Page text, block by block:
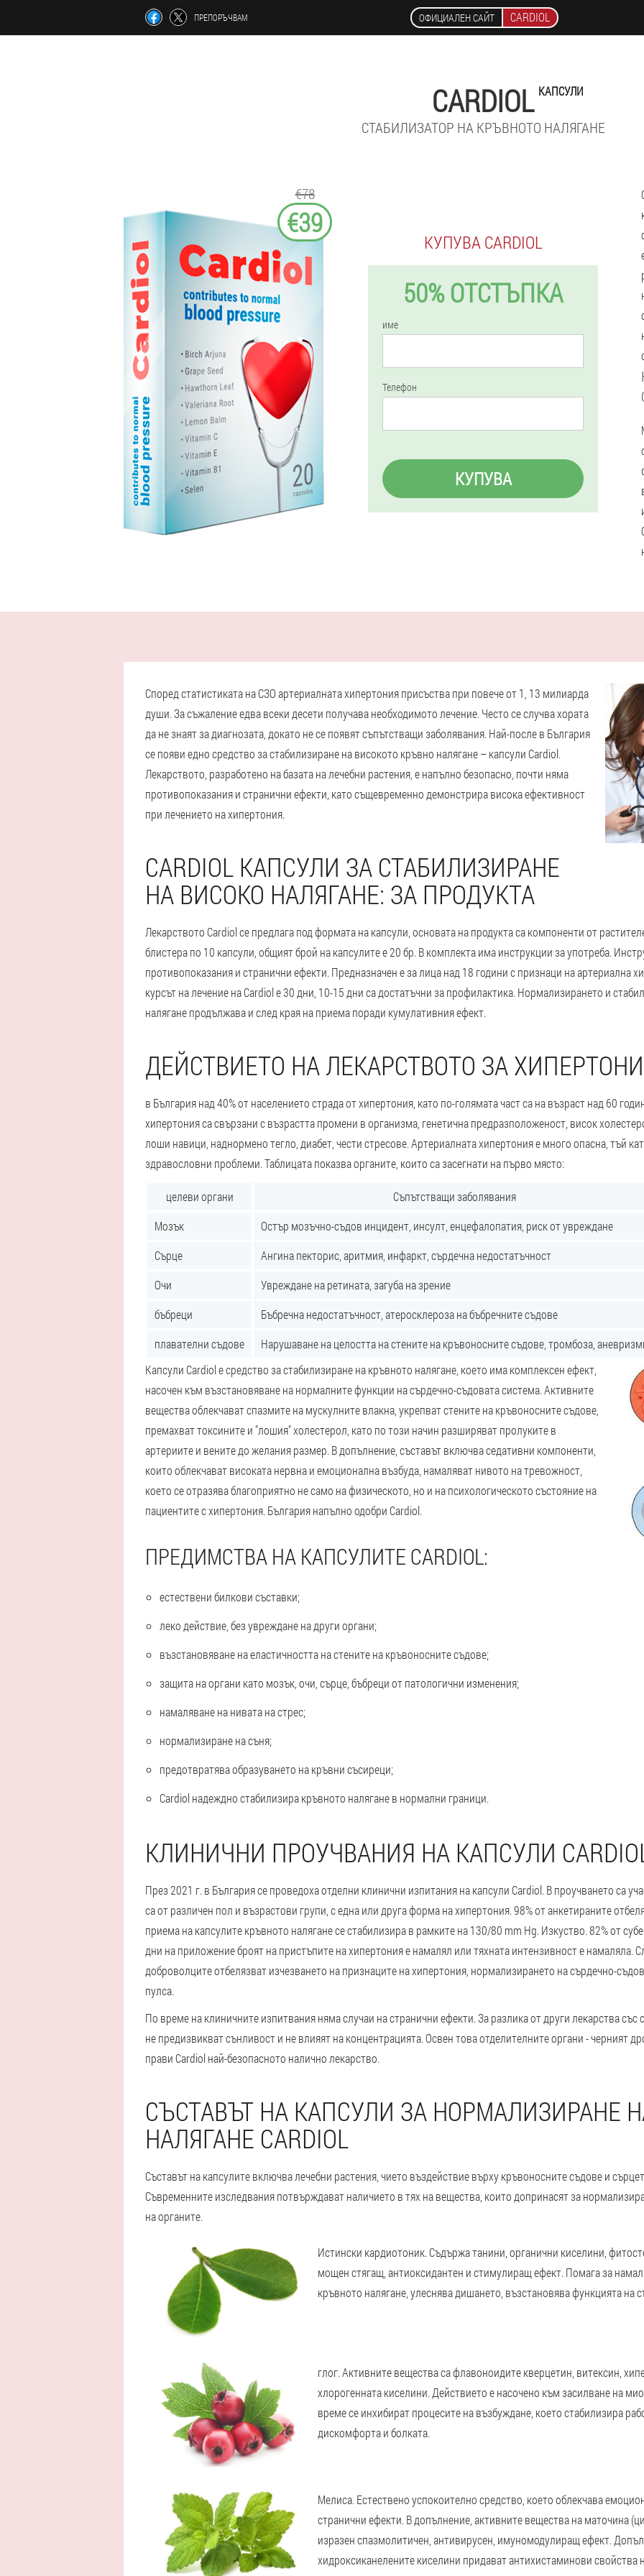
ПРЕПОРЪЧВАМ ОФИЦИАЛЕН САЙТ CARDIOL
CARDIOL КАПСУЛИ
СТАБИЛИЗАТОР НА КРЪВНОТО НАЛЯГАНЕ
€78
€39
КУПУВА CARDIOL
50% ОТСТЪПКА
име
Телефон
КУПУВА
Според статистиката на СЗО артериалната хипертония присъства при повече от 1, 13 милиарда
души. За съжаление едва всеки десети получава необходимото лечение. Често се случва хората
да не знаят за диагнозата, докато не се появят съпътстващи заболявания. Най-после в България
се появи едно средство за стабилизиране на високото кръвно налягане – капсули Cardiol.
Лекарството, разработено на базата на лечебни растения, е напълно безопасно, почти няма
противопоказания и странични ефекти, като същевременно демонстрира висока ефективност
при лечението на хипертония.
CARDIOL КАПСУЛИ ЗА СТАБИЛИЗИРАНЕ
НА ВИСОКО НАЛЯГАНЕ: ЗА ПРОДУКТА
Лекарството Cardiol се предлага под формата на капсули, основата на продукта са компоненти от
блистера по 10 капсули, общият брой на капсулите е 20 бр. В комплекта има инструкции за употреба.
противопоказания и странични ефекти. Предназначен е за лица над 18 години с признаци на артериална
курсът на лечение на Cardiol е 30 дни, 10-15 дни са достатъчни за профилактика. Нормализирането и
налягане продължава и след края на приема поради кумулативния ефект.
ДЕЙСТВИЕТО НА ЛЕКАРСТВОТО ЗА
в България над 40% от населението страда от хипертония, като по-голямата част са на възраст над 60
хипертония са свързани с възрастта промени в организма, генетична предразположеност, висок
лоши навици, наднормено тегло, диабет, чести стресове. Артериалната хипертония е много опасна, тъй
здравословни проблеми. Таблицата показва органите, които са засегнати на първо място:
целеви органи
Съпътстващи заболявания
Мозък
Остър мозъчно-съдов инцидент, инсулт, енцефалопатия, риск от увреждане
Сърце
Ангина пекторис, аритмия, инфаркт, сърдечна недостатъчност
Очи
Увреждане на ретината, загуба на зрение
бъбреци
Бъбречна недостатъчност, атеросклероза на бъбречните съдове
плавателни съдове
Нарушаване на целостта на стените на кръвоносните съдове, тромбоза,
Капсули Cardiol е средство за стабилизиране на кръвното налягане, което има комплексен ефект,
насочен към възстановяване на нормалните функции на сърдечно-съдовата система. Активните
вещества облекчават спазмите на мускулните влакна, укрепват стените на кръвоносните съдове,
премахват токсините и "лошия" холестерол, като по този начин разширяват пролуките в
артериите и вените до желания размер. В допълнение, съставът включва седативни компоненти,
които облекчават високата нервна и емоционална възбуда, намаляват нивото на тревожност,
което се отразява благоприятно не само на физическото, но и на психологическото състояние на
пациентите с хипертония. България напълно одобри Cardiol.
ПРЕДИМСТВА НА КАПСУЛИТЕ CARDIOL:
естествени билкови съставки;
леко действие, без увреждане на други органи;
възстановяване на еластичността на стените на кръвоносните съдове;
защита на органи като мозък, очи, сърце, бъбреци от патологични изменения;
намаляване на нивата на стрес;
нормализиране на съня;
предотвратява образуването на кръвни съсиреци;
Cardiol надеждно стабилизира кръвното налягане в нормални граници.
КЛИНИЧНИ ПРОУЧВАНИЯ НА КАПСУЛИ
През 2021 г. в България се проведоха отделни клинични изпитания на капсули Cardiol. В проучването са
са от различен пол и възрастови групи, с една или друга форма на хипертония. 98% от анкетираните
приема на капсулите кръвното налягане се стабилизира в рамките на 130/80 mm Hg. Изкуство. 82% от
дни на приложение броят на пристъпите на хипертония е намалял или тяхната интензивност е намаляла.
доброволците отбелязват изчезването на признаците на хипертония, нормализирането на сърдечно-
пулса.
По време на клиничните изпитвания няма случаи на странични ефекти. За разлика от други лекарства със
не предизвикват сънливост и не влияят на концентрацията. Освен това отделителните органи - черният
прави Cardiol най-безопасното налично лекарство.
СЪСТАВЪТ НА КАПСУЛИ ЗА НОРМАЛИЗИРАНЕ
НАЛЯГАНЕ CARDIOL
Съставът на капсулите включва лечебни растения, чието въздействие върху кръвоносните съдове и
Съвременните изследвания потвърждават наличието в тях на вещества, които допринасят за
на органите.
Истински кардиотоник. Съдържа танини, органични киселини,
мощен стягащ, антиоксидантен и стимулиращ ефект. Помага за
кръвното налягане, улеснява дишането, възстановява функцията на
глог. Активните вещества са флавоноидите кверцетин, витексин,
хлорогенната киселини. Действието е насочено към засилване на
време се инхибират процесите на възбуждане, което стабилизира
дискомфорта и болката.
Мелиса. Естествено успокоително средство, което облекчава
странични ефекти. В допълнение, активните вещества на маточина
изразен спазмолитичен, антивирусен, имуномодулиращ ефект.
хидроксиканелените киселини придават антихистаминови свойства